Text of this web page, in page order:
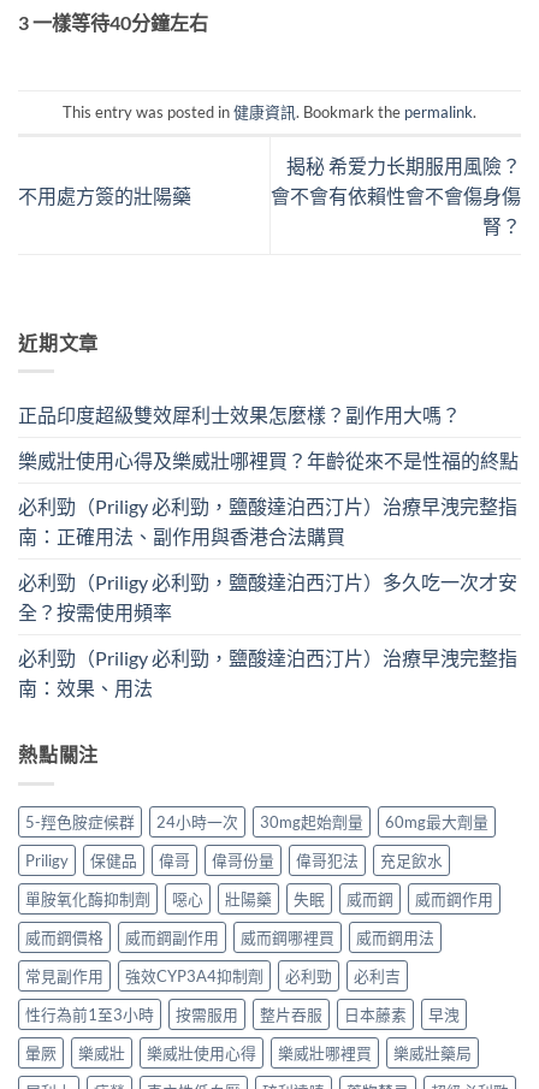
3 一樣等待40分鐘左右
This entry was posted in健康資訊. Bookmark the permalink.
不用處方簽的壯陽藥
揭秘 希爱力长期服用風險？
會不會有依賴性會不會傷身傷
腎？
近期文章
正品印度超級雙效犀利士效果怎麼樣？副作用大嗎？
樂威壯使用心得及樂威壯哪裡買？年齡從來不是性福的終點
必利勁（Priligy 必利勁，鹽酸達泊西汀片）治療早洩完整指
南：正確用法、副作用與香港合法購買
必利勁（Priligy 必利勁，鹽酸達泊西汀片）多久吃一次才安
全？按需使用頻率
必利勁（Priligy 必利勁，鹽酸達泊西汀片）治療早洩完整指
南：效果、用法
熱點關注
5-羥色胺症候群 24小時一次 30mg起始劑量
60mg最大劑量
Priligy
保健品 偉哥 偉哥份量 偉哥犯法
充足飲水
單胺氧化酶抑制劑
噁心 壯陽藥 失眠 威而鋼
威而鋼作用
威而鋼價格
威而鋼副作用 威而鋼哪裡買
威而鋼用法
常見副作用
強效CYP3A4抑制劑 必利勁
必利吉
性行為前1至3小時
按需服用 整片吞服 日本藤素
早洩
暈厥
樂威壯 樂威壯使用心得 樂威壯哪裡買
樂威壯藥局